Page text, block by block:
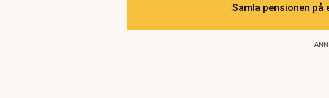
Samla pensionen